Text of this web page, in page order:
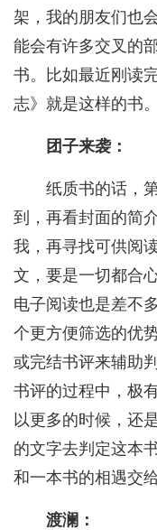
架，我的朋友们也
能会有许多交叉的
书。比如最近刚读
志》就是这样的书。
团子来袭：
纸质书的话，
到，再看封面的简
我，再寻找可供阅
文，要是一切都合
电子阅读也是差不
个更方便筛选的优
或完结书评来辅助
书评的过程中，极
以更多的时候，还
的文字去判定这本
和一本书的相遇交给
渡澜：